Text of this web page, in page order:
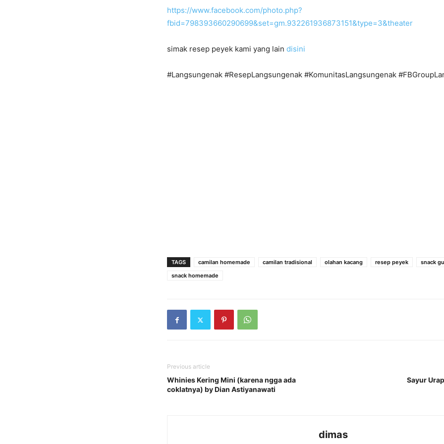
https://www.facebook.com/photo.php?
fbid=798393660290699&set=gm.932261936873151&type=3&theater
simak resep peyek kami yang lain disini
#Langsungenak #ResepLangsungenak #KomunitasLangsungenak
TAGS camilan homemade camilan tradisional olahan kacang resep peyek
snack
snack homemade
Previous article
Whinies Kering Mini (karena ngga ada
coklatnya) by Dian Astiyanawati
Sayur
dimas